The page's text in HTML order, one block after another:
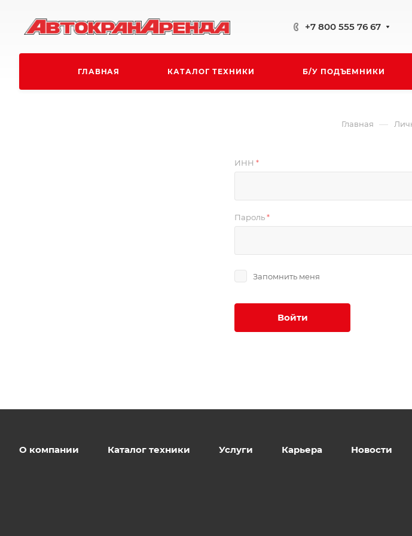
+7 800 555 76 67
ГЛАВНАЯ КАТАЛОГ ТЕХНИКИ Б/У ПОДЪЕМНИКИ
Главная —
ИНН *
Пароль*
Запомнить меня
Войти
О компании Каталог техники Услуги Карьера Новости